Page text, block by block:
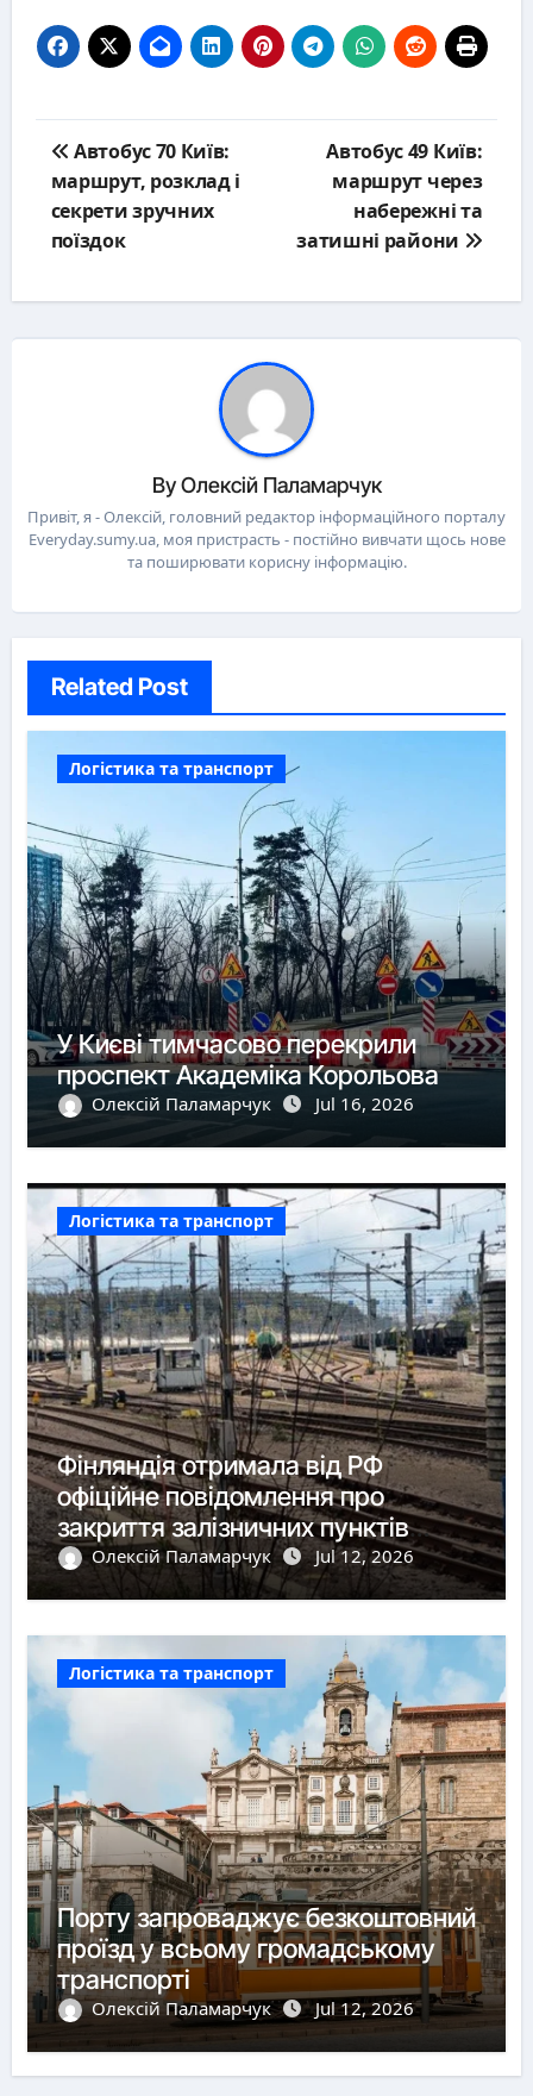
navigation
Автобус 70 Київ:
маршрут, розклад і
секрети зручних
поїздок
Автобус 49 Київ:
маршрут через
набережні та
затишні райони
ByОлексій Паламарчук
Привіт, я - Олексій, головний редактор інформаційного порталу
Everyday.sumy.ua, моя пристрасть - постійно вивчати щось нове
та поширювати корисну інформацію.
Related Post
Логістика та транспорт
У Києві тимчасово перекрили
проспект Академіка Корольова
Олексій Паламарчук Jul 16, 2026
Логістика та транспорт
Фінляндія отримала від РФ
офіційне повідомлення про
закриття залізничних пунктів
пропуску
Олексій Паламарчук Jul 12, 2026
Логістика та транспорт
Порту запроваджує безкоштовний
проїзд у всьому громадському
транспорті
Олексій Паламарчук Jul 12, 2026